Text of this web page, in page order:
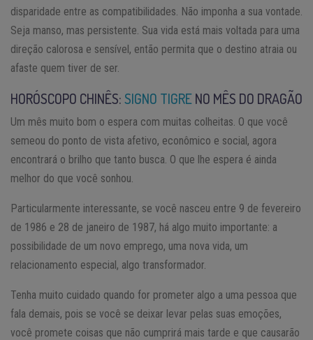
disparidade entre as compatibilidades. Não imponha a sua vontade.
Seja manso, mas persistente. Sua vida está mais voltada para uma
direção calorosa e sensível, então permita que o destino atraia ou
afaste quem tiver de ser.
HORÓSCOPO CHINÊS:SIGNO TIGRENO MÊS DO DRAGÃO
Um mês muito bom o espera com muitas colheitas. O que você
semeou do ponto de vista afetivo, econômico e social, agora
encontrará o brilho que tanto busca. O que lhe espera é ainda
melhor do que você sonhou.
Particularmente interessante, se você nasceu entre 9 de fevereiro
de 1986 e 28 de janeiro de 1987, há algo muito importante: a
possibilidade de um novo emprego, uma nova vida, um
relacionamento especial, algo transformador.
Tenha muito cuidado quando for prometer algo a uma pessoa que
fala demais, pois se você se deixar levar pelas suas emoções,
você promete coisas que não cumprirá mais tarde e que causarão